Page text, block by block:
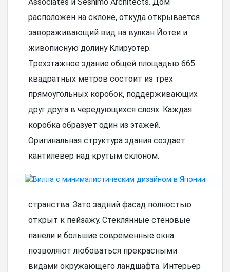
расположен на склоне, откуда открывается
завораживающий вид на вулкан Йотеи и
живописную долину Клируотер.
Трехэтажное здание общей площадью 665
квадратных метров состоит из трех
прямоугольных коробок, поддерживающих
друг друга в чередующихся слоях. Каждая
коробка образует один из этажей.
Оригинальная структура здания создает
кантилевер над крутым склоном.
странства. Зато задний фасад полностью
открыт к пейзажу. Стеклянные стеновые
панели и большие современные окна
позволяют любоваться прекрасными
видами окружающего ландшафта. Интерьер